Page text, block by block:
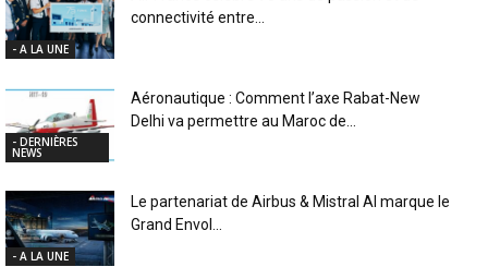
- A LA UNE
connectivité entre...
- DERNIÈRES
NEWS
Aéronautique : Comment l’axe Rabat-New
Delhi va permettre au Maroc de...
- A LA UNE
Le partenariat de Airbus & Mistral AI marque le
Grand Envol...